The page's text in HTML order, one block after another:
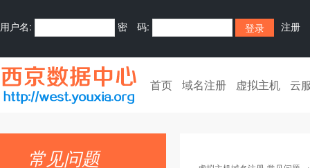
用户名: 密 码: 注册
首页 域名注册 虚拟主机 云
常见问题